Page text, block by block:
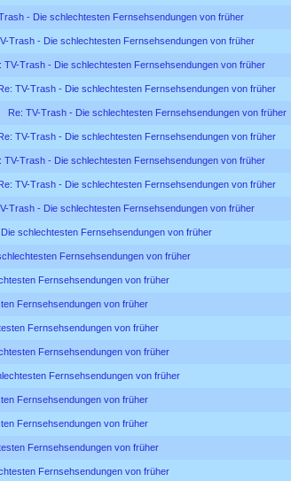
- Die schlechtesten Fernsehsendungen von früher
Trash - Die schlechtesten Fernsehsendungen von früher
TV-Trash - Die schlechtesten Fernsehsendungen von früher
Re: TV-Trash - Die schlechtesten Fernsehsendungen von früher
Re: TV-Trash - Die schlechtesten Fernsehsendungen von früher
Re: TV-Trash - Die schlechtesten Fernsehsendungen von früher
TV-Trash - Die schlechtesten Fernsehsendungen von früher
Re: TV-Trash - Die schlechtesten Fernsehsendungen von früher
Trash - Die schlechtesten Fernsehsendungen von früher
schlechtesten Fernsehsendungen von früher
Fernsehsendungen von früher
Fernsehsendungen von früher
Fernsehsendungen von früher
Fernsehsendungen von früher
Fernsehsendungen von früher
Fernsehsendungen von früher
Fernsehsendungen von früher
Fernsehsendungen von früher
Fernsehsendungen von früher
Fernsehsendungen von früher